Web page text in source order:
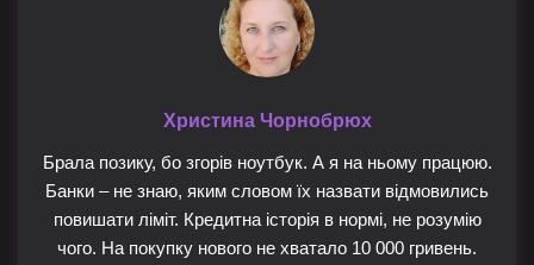
Христина Чорнобрюх
Брала позику, бо згорів ноутбук. А я на ньому працюю.
Банки – не знаю, яким словом їх назвати відмовились
повишати ліміт. Кредитна історія в нормі, не розумію
чого. На покупку нового не хватало 10 000 гривень.